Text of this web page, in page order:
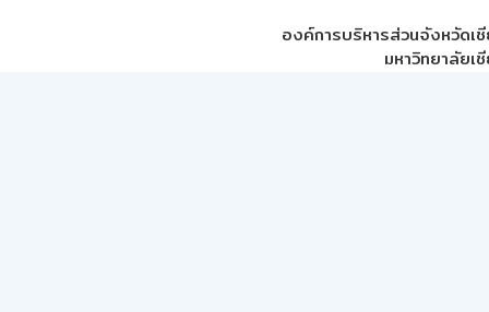
องค์การบริหารส่วนจังหวัดเ
มหาวิทยาลัยเ